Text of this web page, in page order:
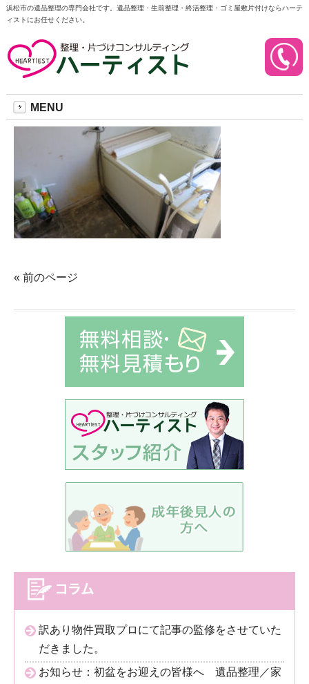
浜松市の遺品整理の専門会社です。遺品整理・生前整理・終活整理・ゴミ屋敷片付けならハーテ
ィストにお任せください。
MENU
31C
2023/04/30
« 前のページ
訳あり物件買取プロにて記事の監修をさせていた
だきました。
お知らせ：初盆をお迎えの皆様へ 遺品整理／家